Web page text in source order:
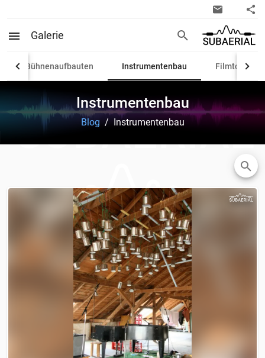
Galerie
Bühnenaufbauten Instrumentenbau Filmton
Instrumentenbau
Blog / Instrumentenbau